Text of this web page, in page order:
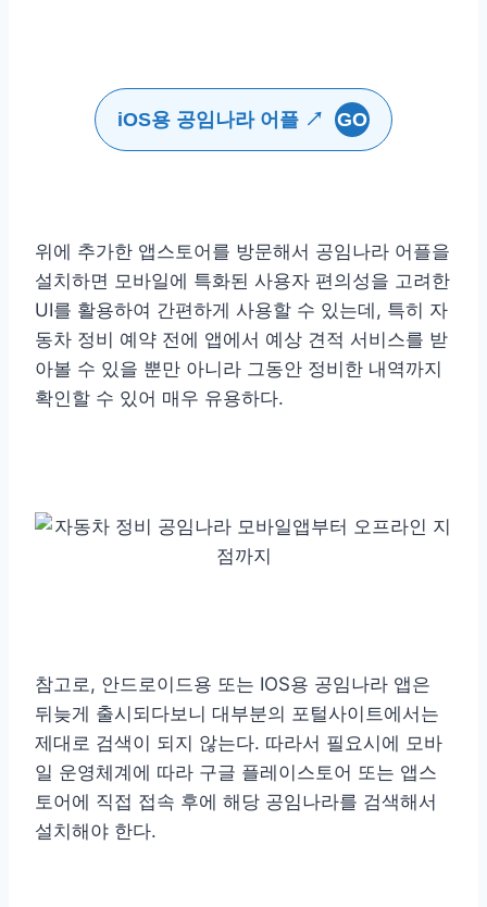
iOS용 공임나라 어플 ↗ GO
위에 추가한 앱스토어를 방문해서 공임나라 어플을
설치하면 모바일에 특화된 사용자 편의성을 고려한
UI를 활용하여 간편하게 사용할 수 있는데, 특히 자
동차 정비 예약 전에 앱에서 예상 견적 서비스를 받
아볼 수 있을 뿐만 아니라 그동안 정비한 내역까지
확인할 수 있어 매우 유용하다.
참고로, 안드로이드용 또는 IOS용 공임나라 앱은
뒤늦게 출시되다보니 대부분의 포털사이트에서는
제대로 검색이 되지 않는다. 따라서 필요시에 모바
일 운영체계에 따라 구글 플레이스토어 또는 앱스
토어에 직접 접속 후에 해당 공임나라를 검색해서
설치해야 한다.